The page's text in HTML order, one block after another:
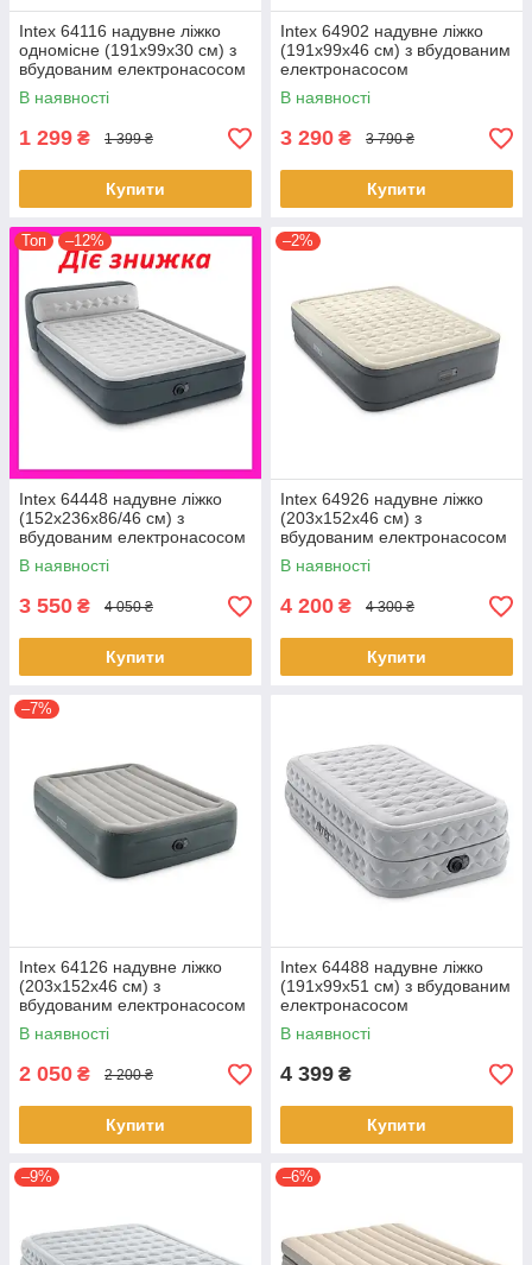
Intex 64116 надувне ліжко
одномісне (191х99х30 см) з
вбудованим електронасосом
В наявності
1 299 ₴ 1 399 ₴
Купити
Intex 64902 надувне ліжко
(191х99х46 см) з вбудованим
електронасосом
В наявності
3 290 ₴ 3 790 ₴
Купити
Топ –12%
Intex 64448 надувне ліжко
(152х236х86/46 см) з
вбудованим електронасосом
В наявності
3 550 ₴ 4 050 ₴
Купити
–2%
Intex 64926 надувне ліжко
(203х152х46 см) з
вбудованим електронасосом
В наявності
4 200 ₴ 4 300 ₴
Купити
–7%
Intex 64126 надувне ліжко
(203х152х46 см) з
вбудованим електронасосом
В наявності
2 050 ₴ 2 200 ₴
Купити
Intex 64488 надувне ліжко
(191х99х51 см) з вбудованим
електронасосом
В наявності
4 399 ₴
Купити
–9% –6%